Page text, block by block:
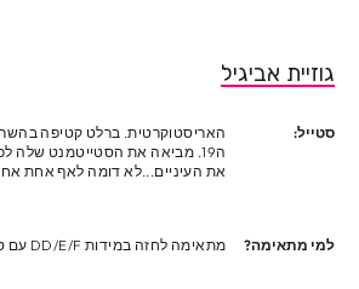
גוזיית אביגיל
סטייל:
האריסטוקרטית. ברלט קטיפה
ה19. מביאה את הסטייטמנט שלה
את העיניים...לא דומה לאף אחת
למי מתאימה? מתאימה לחזה במידות DD/E/F עם טווח היקפים של 65-100.